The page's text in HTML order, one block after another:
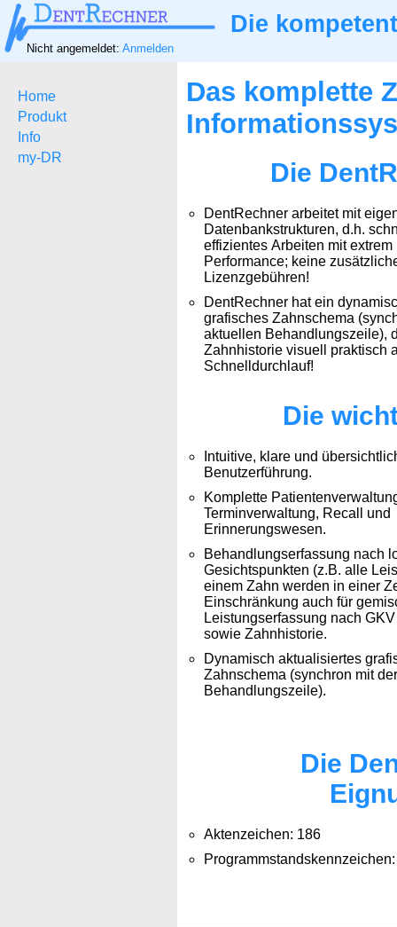
Die
Nicht angemeldet: Anmelden
Home
Produkt
Info
my-DR
Das komplette
Die
DentRechner arbeitet mit
Datenbankstrukturen, d.h.
effizientes Arbeiten mit extrem
Performance; keine
Lizenzgebühren!
DentRechner hat ein
grafisches Zahnschema
aktuellen Behandlungszeile),
Zahnhistorie visuell praktisch
Schnelldurchlauf!
Die
Intuitive, klare und
Benutzerführung.
Komplette
Terminverwaltung, Recall und
Erinnerungswesen.
Behandlungserfassung nach
Gesichtspunkten (z.B. alle
einem Zahn werden in einer
Einschränkung auch für
Leistungserfassung nach
sowie Zahnhistorie.
Dynamisch aktualisiertes
Zahnschema (synchron mit
Behandlungszeile).
Die
Aktenzeichen: 186